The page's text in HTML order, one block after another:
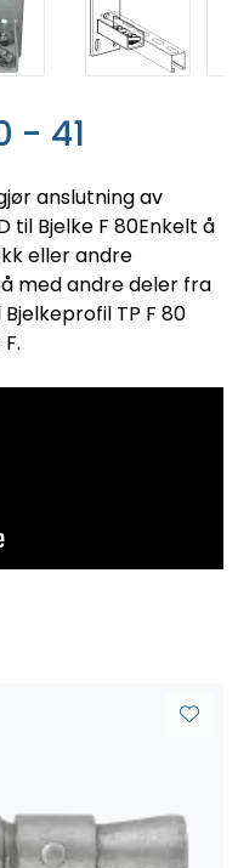
- 41
anslutning av
til Bjelke F 80Enkelt å
eller andre
med andre deler fra
TP F 80